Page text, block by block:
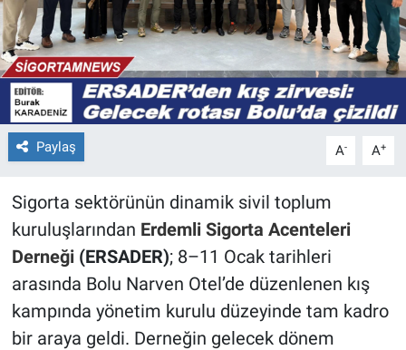
Paylaş A- A+
Sigorta sektörünün dinamik sivil toplum
kuruluşlarından Erdemli Sigorta Acenteleri
Derneği(ERSADER); 8–11 Ocak tarihleri
arasında Bolu Narven Otel’de düzenlenen kış
kampında yönetim kurulu düzeyinde tam kadro
bir araya geldi. Derneğin gelecek dönem